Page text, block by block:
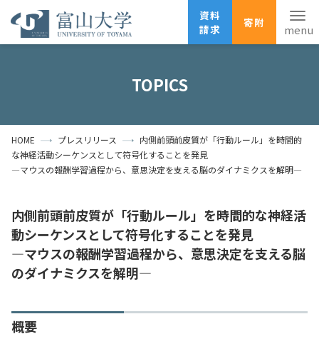
資料
請求
寄附
資料請求
寄附
広報刊行物
お問い合わせ
卒業生の方 在学生の方 教職員の方
大学紹介
TOPICS
HOME プレスリリース
内側前頭前皮質が「行動ルール」を時間的
な神経活動シーケンスとして符号化することを発見
―マウスの報酬学習過程から、意思決定を支える脳のダイナミクスを解明―
内側前頭前皮質が「行動ルール」を時間的な神経活
動シーケンスとして符号化することを発見
―マウスの報酬学習過程から、意思決定を支える脳
のダイナミクスを解明―
概要